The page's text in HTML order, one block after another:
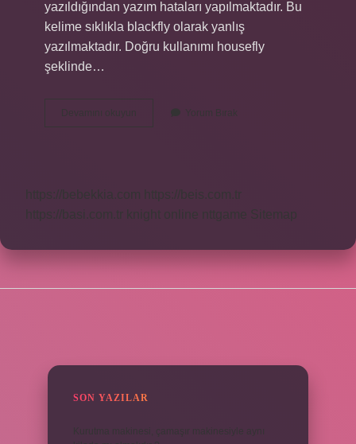
yazıldığından yazım hataları yapılmaktadır. Bu
kelime sıklıkla blackfly olarak yanlış
yazılmaktadır. Doğru kullanımı housefly
şeklinde…
Devamını okuyun
Böcek
Yorum Bırak
https://bebekkia.com
https://beis.com.tr
https://basi.com.tr knight online nttgame Sitemap
SON YAZILAR